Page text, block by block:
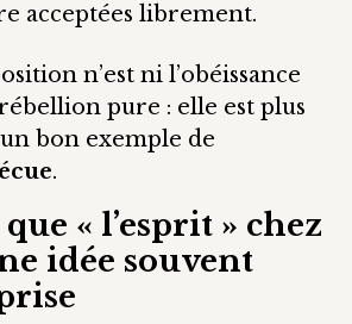
acceptées librement.
n’est ni l’obéissance
pure : elle est plus
bon exemple de
.
que « l’esprit » chez
idée souvent